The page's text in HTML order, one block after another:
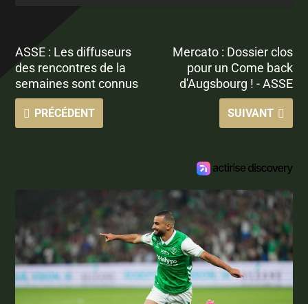
ASSE : Les diffuseurs
des rencontres de la
semaines sont connus
PRÉCÉDENT
Mercato : Dossier clos
pour un Come back
d'Augsbourg ! - ASSE
SUIVANT